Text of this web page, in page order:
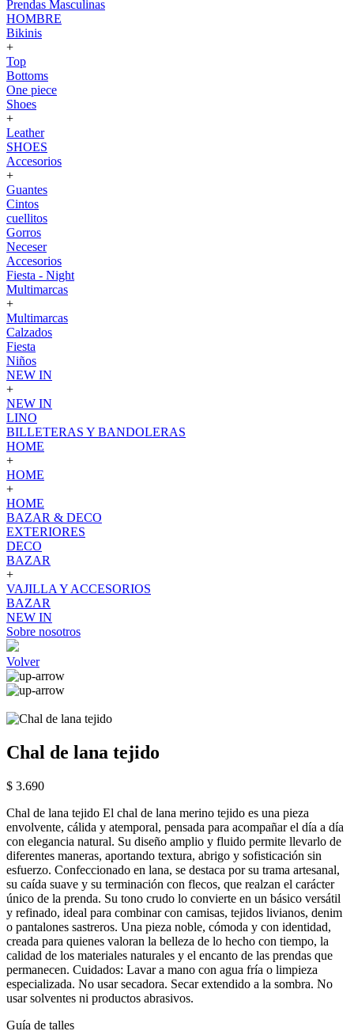
Prendas Masculinas
HOMBRE
Bikinis
+
Top
Bottoms
One piece
Shoes
+
Leather
SHOES
Accesorios
+
Guantes
Cintos
cuellitos
Gorros
Neceser
Accesorios
Fiesta - Night
Multimarcas
+
Multimarcas
Calzados
Fiesta
Niños
NEW IN
+
NEW IN
LINO
BILLETERAS Y BANDOLERAS
HOME
+
HOME
+
HOME
BAZAR & DECO
EXTERIORES
DECO
BAZAR
+
VAJILLA Y ACCESORIOS
BAZAR
NEW IN
Sobre nosotros
Volver
Chal de lana tejido
$ 3.690
Chal de lana tejido El chal de lana merino tejido es una pieza
envolvente, cálida y atemporal, pensada para acompañar el día a día
con elegancia natural. Su diseño amplio y fluido permite llevarlo de
diferentes maneras, aportando textura, abrigo y sofisticación sin
esfuerzo. Confeccionado en lana, se destaca por su trama artesanal,
su caída suave y su terminación con flecos, que realzan el carácter
único de la prenda. Su tono crudo lo convierte en un básico versátil
y refinado, ideal para combinar con camisas, tejidos livianos, denim
o pantalones sastreros. Una pieza noble, cómoda y con identidad,
creada para quienes valoran la belleza de lo hecho con tiempo, la
calidad de los materiales naturales y el encanto de las prendas que
permanecen. Cuidados: Lavar a mano con agua fría o limpieza
especializada. No usar secadora. Secar extendido a la sombra. No
usar solventes ni productos abrasivos.
Guía de talles